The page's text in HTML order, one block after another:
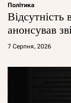
Політика
анонсував
7 Серпня, 2026